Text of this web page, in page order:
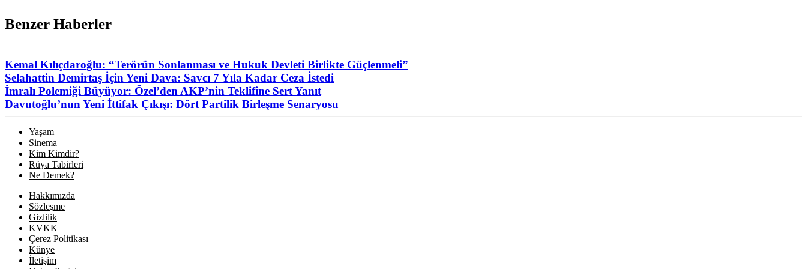
Benzer Haberler
Kemal Kılıçdaroğlu: “Terörün Sonlanması ve Hukuk Devleti Birlikte Güçlenmeli”
Selahattin Demirtaş İçin Yeni Dava: Savcı 7 Yıla Kadar Ceza İstedi
İmralı Polemiği Büyüyor: Özel’den AKP’nin Teklifine Sert Yanıt
Davutoğlu’nun Yeni İttifak Çıkışı: Dört Partilik Birleşme Senaryosu
Yaşam
Sinema
Kim Kimdir?
Rüya Tabirleri
Ne Demek?
Hakkımızda
Sözleşme
Gizlilik
KVKK
Çerez Politikası
Künye
İletişim